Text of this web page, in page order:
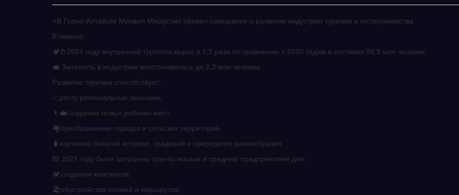
⚡️В Горно-Алтайске Михаил Мишустин провел совещание о развитии индустрии туризма и гостеприимства
❗️Главное:
🏕В 2021 году внутренний турпоток вырос в 1,5 раза по сравнению с 2020 годом и составил 56,5 млн человек.
💼 Занятость в индустрии восстановилась до 2,3 млн человек.
Развитие туризма способствует:
📈росту региональных экономик,
👨‍💼созданию новых рабочих мест,
🏘преображению городов и сельских территорий,
🧳изучению богатой истории, традиций и природного разнообразия.
❗️В 2021 году были запущены гранты малым и средним предприятиям для:
🏕создания кемпингов,
🏖обустройства пляжей и маршрутов,